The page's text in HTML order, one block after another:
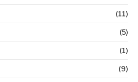
(11)
(5)
(1)
(9)